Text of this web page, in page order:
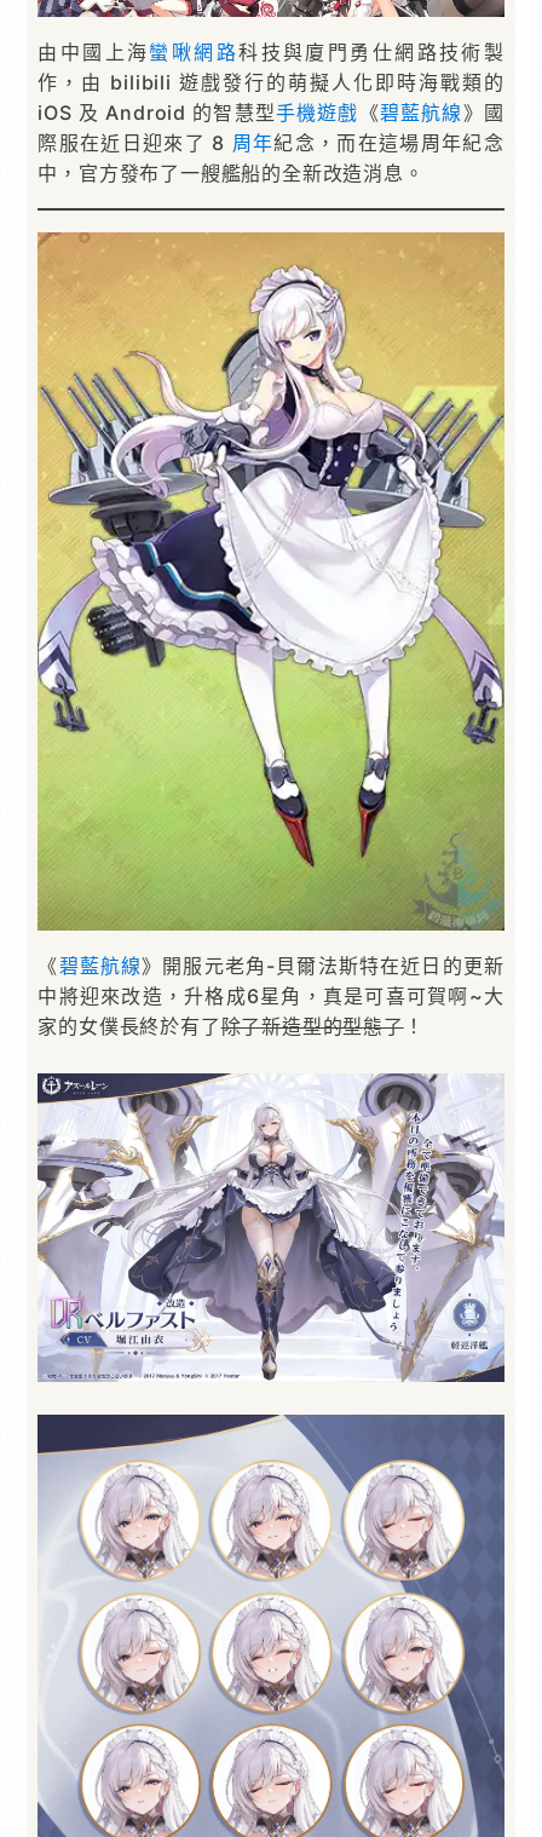
由中國上海蠻啾網路科技與廈門勇仕網路技術製
作，由 bilibili 遊戲發行的萌擬人化即時海戰類的
iOS 及 Android 的智慧型手機遊戲 《碧藍航線》國
際服在近日迎來了 8 周年紀念，而在這場周年紀念
中，官方發布了一艘艦船的全新改造消息。
《碧藍航線》開服元老角-貝爾法斯特在近日的更新
中將迎來改造，升格成6星角，真是可喜可賀啊~大
家的女僕長終於有了除了新造型的型態了！